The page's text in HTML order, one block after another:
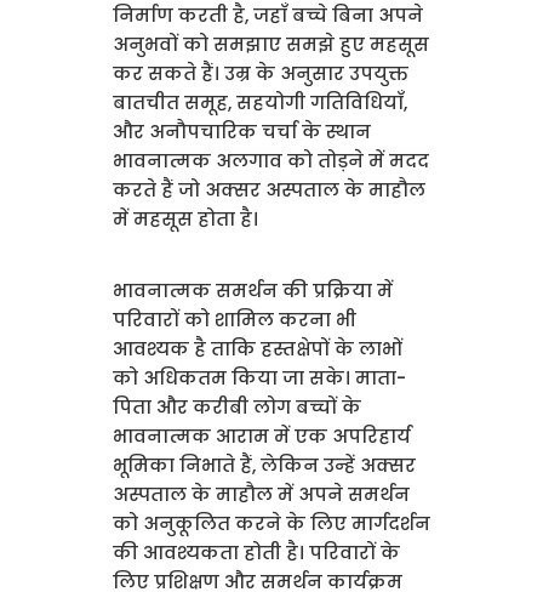
निर्माण करती है, जहाँ बच्चे बिना अपने
अनुभवों को समझाए समझे हुए महसूस
कर सकते हैं। उम्र के अनुसार उपयुक्त
बातचीत समूह, सहयोगी गतिविधियाँ,
और अनौपचारिक चर्चा के स्थान
भावनात्मक अलगाव को तोड़ने में मदद
करते हैं जो अक्सर अस्पताल के माहौल
में महसूस होता है।
भावनात्मक समर्थन की प्रक्रिया में
परिवारों को शामिल करना भी
आवश्यक है ताकि हस्तक्षेपों के लाभों
को अधिकतम किया जा सके। माता-
पिता और करीबी लोग बच्चों के
भावनात्मक आराम में एक अपरिहार्य
भूमिका निभाते हैं, लेकिन उन्हें अक्सर
अस्पताल के माहौल में अपने समर्थन
को अनुकूलित करने के लिए मार्गदर्शन
की आवश्यकता होती है। परिवारों के
लिए प्रशिक्षण और समर्थन कार्यक्रम